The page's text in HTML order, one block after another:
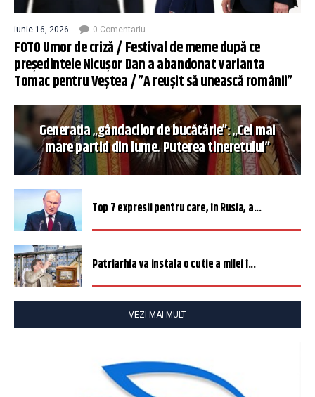
iunie 16, 2026 0 Comentariu
FOTO Umor de criză / Festival de meme după ce
președintele Nicușor Dan a abandonat varianta
Tomac pentru Veștea / ”A reușit să unească românii”
Generația „gândacilor de bucătărie”: „Cel mai
mare partid din lume. Puterea tineretului”
Top 7 expresii pentru care, în Rusia, a...
Patriarhia va instala o cutie a milei î...
VEZI MAI MULT